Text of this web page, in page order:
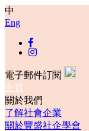
中
Eng
電子郵件訂閱
主頁
關於我們
了解社會企業
關於豐盛社企學會